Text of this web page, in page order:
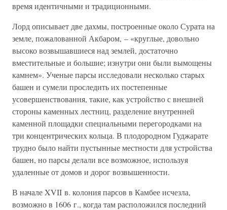
время идентичными и традиционными.
Лорд описывает две дахмы, построенные около Сурата на
земле, пожалованной Акбаром, – «круглые, довольно
высоко возвышавшиеся над землей, достаточно
вместительные и большие; изнутри они были вымощены
камнем». Ученые парсы исследовали несколько старых
башен и сумели проследить их постепенные
усовершенствования, такие, как устройство с внешней
стороны каменных лестниц, разделение внутренней
каменной площадки специальными перегородками на
три концентрических кольца. В плодородном Гуджарате
трудно было найти пустынные местности для устройства
башен, но парсы делали все возможное, используя
удаленные от домов и дорог возвышенности.
В начале XVII в. колония парсов в Камбее исчезла,
возможно в 1606 г., когда там расположился последний